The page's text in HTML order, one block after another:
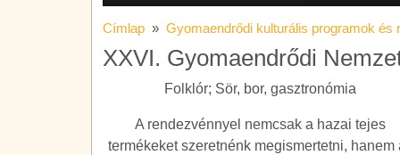
Címlap Gyomaendrődi kulturális programok és
XXVI. Gyomaendrődi
Folklór; Sör, bor, gasztronómia
A rendezvénnyel nemcsak a hazai tejes
termékeket szeretnénk megismertetni, hanem